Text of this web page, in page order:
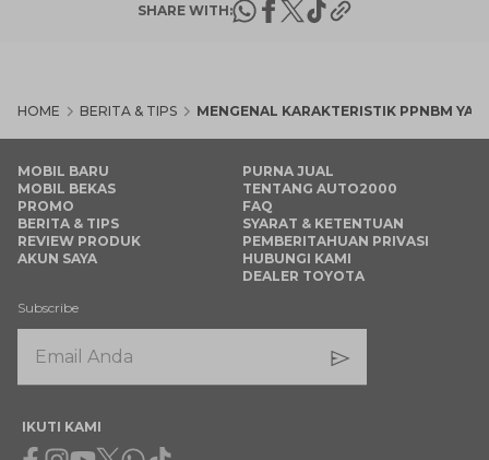
SHARE WITH:
HOME BERITA & TIPS MENGENAL KARAKTERISTIK PPNBM
MOBIL BARU
MOBIL BEKAS
PROMO
BERITA & TIPS
REVIEW PRODUK
AKUN SAYA
PURNA JUAL
TENTANG AUTO2000
FAQ
SYARAT & KETENTUAN
PEMBERITAHUAN PRIVASI
HUBUNGI KAMI
DEALER TOYOTA
Subscribe
IKUTI KAMI